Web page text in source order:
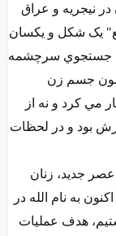
نيجريه و عراق
يک شکل و يکسان
به جستجوي سرچشمه
جسم زن
مي کرد و نه از
بود و در لحظات
جديد، زنان
به نام الله در
هدف عمليات